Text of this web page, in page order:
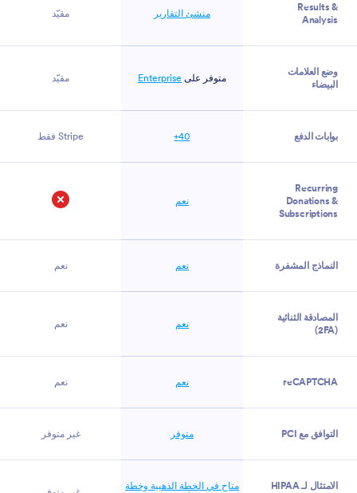
Results &
Analysis
منشئ التقارير مقيّد
وضع العلامات
البيضاء
متوفر على Enterprise مقيّد
بوابات الدفع 40+ Stripe فقط
Recurring
Donations &
Subscriptions
نعم
النماذج المشفرة نعم نعم
المصادقة الثنائية
(2FA)
نعم نعم
reCAPTCHA نعم نعم
التوافق مع PCI متوفر غير متوفر
الامتثال لـ HIPAA
متاح في الخطة الذهبية وخطة